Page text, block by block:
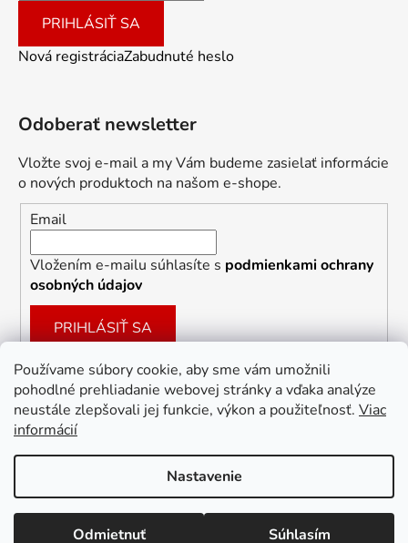
Používame súbory cookie, aby sme vám umožnili
pohodlné prehliadanie webovej stránky a vďaka analýze
neustále zlepšovali jej funkcie, výkon a použiteľnosť. Viac
informácií
Nastavenie
Odmietnuť Súhlasím
PRIHLÁSIŤ SA
Nová registráciaZabudnuté heslo
Odoberať newsletter
Vložte svoj e-mail a my Vám budeme zasielať informácie
o nových produktoch na našom e-shope.
Email
Vložením e-mailu súhlasíte s podmienkami ochrany
osobných údajov
PRIHLÁSIŤ SA
Facebook
Vytvoril Shoptet